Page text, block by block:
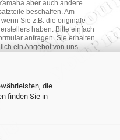
die
finden Sie in
aber auch andere
beschaffen. Am
Sie z.B. die originale
haben. Bitte einfach
anfragen. Sie erhalten
ein Angebot von uns.